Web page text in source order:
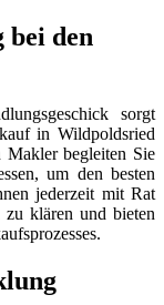
bei den
sorgt
in Wildpoldsried
Makler begleiten Sie
um den besten
jederzeit mit Rat
zu klären und bieten